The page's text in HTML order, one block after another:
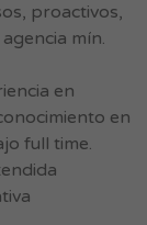
proactivos,
mín.
en
en
full time.